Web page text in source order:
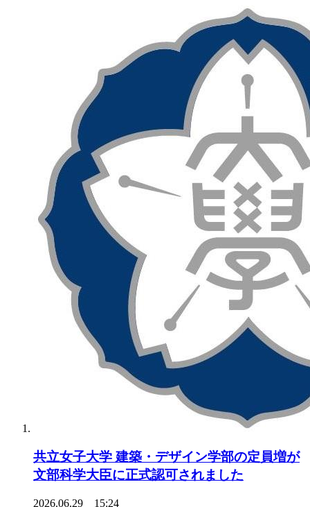
共立女子大学 建築・デザイン学部の定員増が
文部科学大臣に正式認可されました
2026.06.29 15:24